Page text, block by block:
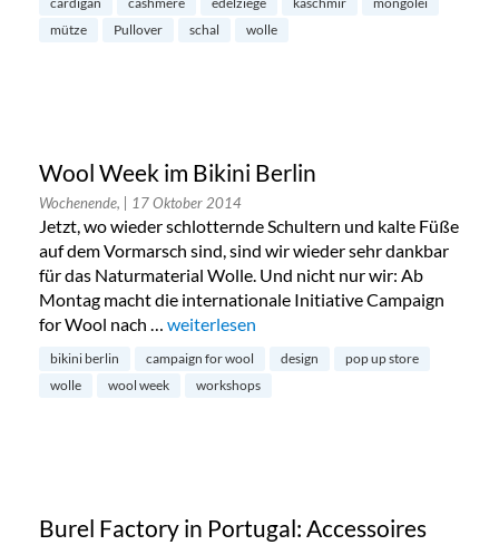
mütze
Pullover schal wolle
Wool Week im Bikini Berlin
Wochenende, | 17 Oktober 2014
Jetzt, wo wieder schlotternde Schultern und kalte Füße
auf dem Vormarsch sind, sind wir wieder sehr dankbar
für das Naturmaterial Wolle. Und nicht nur wir: Ab
Montag macht die internationale Initiative Campaign
for Wool nach … „Wool Week im Bikini Berlin“
weiterlesen
bikini berlin campaign for wool design
pop up store
wolle
wool week workshops
Burel Factory in Portugal: Accessoires